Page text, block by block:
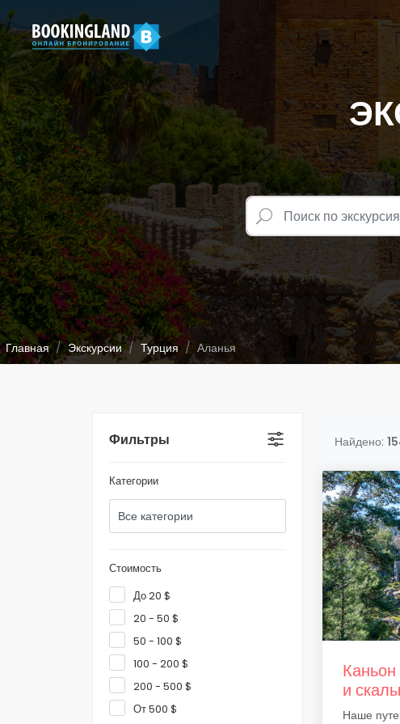
Главная Экскурсии Турция Аланья
Фильтры
Категории
Стоимость
До 20 $
20 - 50 $
50 - 100 $
100 - 200 $
200 - 500 $
От 500 $
Найдено:
и
Наше